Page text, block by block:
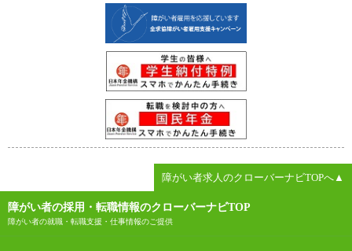
障がい者求人のクローバーナビTOPへ▲
障がい者の採用・転職情報のクローバーナビTOP
障がい者の就職・転職支援・仕事情報のご提供